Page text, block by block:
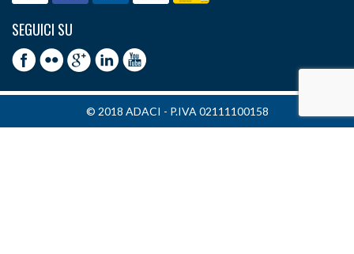
SEGUICI SU
© 2018 ADACI - P.IVA 02111100158